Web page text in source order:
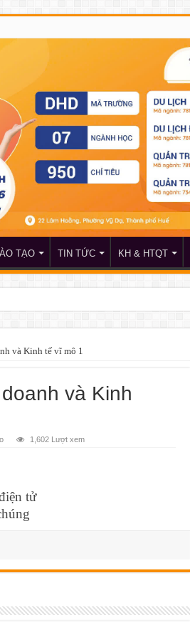
TẠO TIN TỨC KH & HTQT
và Kinh tế vĩ mô 1
và Kinh
1,602 Lượt xem
tử